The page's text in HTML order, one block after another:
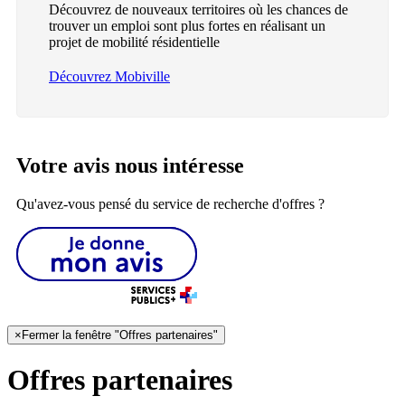
Découvrez de nouveaux territoires où les chances de
trouver un emploi sont plus fortes en réalisant un
projet de mobilité résidentielle
Découvrez Mobiville
Votre avis nous intéresse
Qu'avez-vous pensé du service de recherche d'offres ?
× Fermer la fenêtre "Offres partenaires"
Offres partenaires